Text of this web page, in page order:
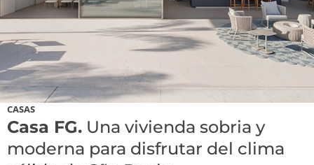
CASAS
Casa FG. Una vivienda sobria y
moderna para disfrutar del clima